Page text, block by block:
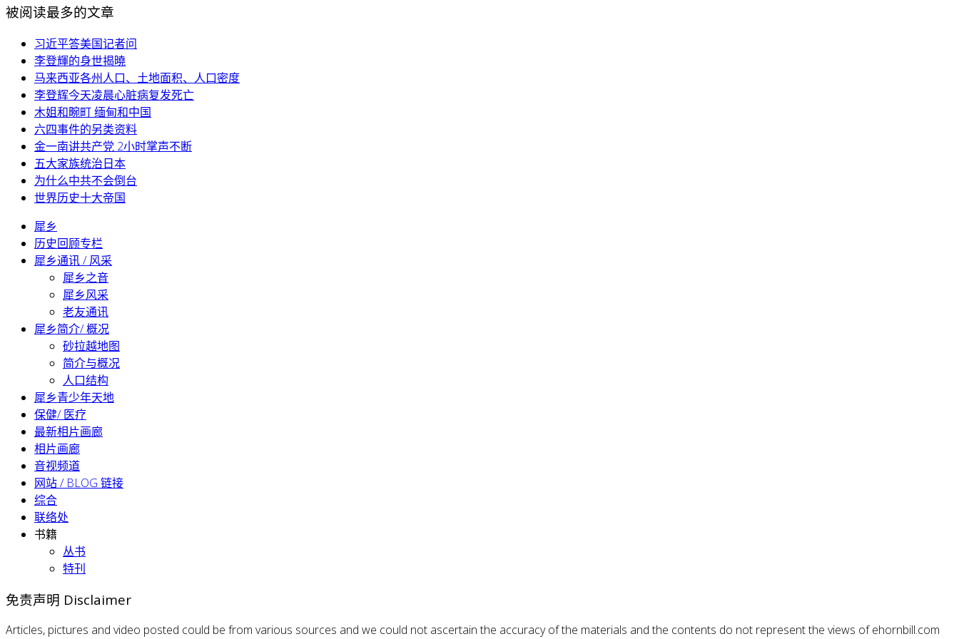
被阅读最多的文章
习近平答美国记者问
李登輝的身世揭曉
马来西亚各州人口、土地面积、人口密度
李登辉今天凌晨心脏病复发死亡
木姐和畹町 缅甸和中国
六四事件的另类资料
金一南讲共产党 2小时掌声不断
五大家族统治日本
为什么中共不会倒台
世界历史十大帝国
犀乡
历史回顾专栏
犀乡通讯 / 风采
犀乡之音
犀乡风采
老友通讯
犀乡简介/ 概况
砂拉越地图
简介与概况
人口结构
犀乡青少年天地
保健/ 医疗
最新相片画廊
相片画廊
音视频道
网站 / BLOG 链接
综合
联络处
书籍
丛书
特刊
免责声明 Disclaimer
Articles, pictures and video posted could be from various sources and we could not ascertain the accuracy of the materials and the contents do not represent the views of ehornbill.com